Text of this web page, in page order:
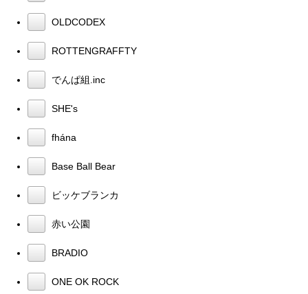
OLDCODEX
ROTTENGRAFFTY
でんぱ組.inc
SHE's
fhána
Base Ball Bear
ビッケブランカ
赤い公園
BRADIO
ONE OK ROCK